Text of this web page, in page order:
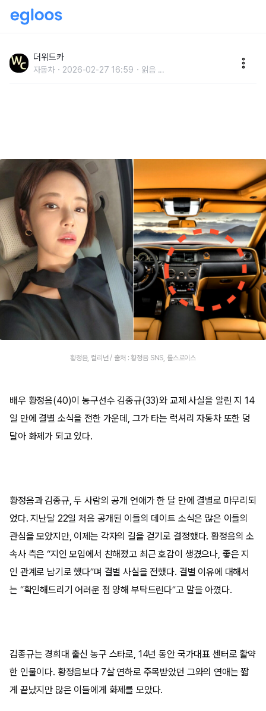
탈까..?더위드카
자동차 2026-02-27 16:59 읽음 ...
황정음, 컬리넌 / 출처 : 황정음 SNS, 롤스로이스
배우 황정음(40)이 농구선수 김종규(33)와 교제 사실을 알린 지 14
일 만에 결별 소식을 전한 가운데, 그가 타는 럭셔리 자동차 또한 덩
달아 화제가 되고 있다.
황정음과 김종규, 두 사람의 공개 연애가 한 달 만에 결별로 마무리되
었다. 지난달 22일 처음 공개된 이들의 데이트 소식은 많은 이들의
관심을 모았지만, 이제는 각자의 길을 걷기로 결정했다. 황정음의 소
속사 측은 “지인 모임에서 친해졌고 최근 호감이 생겼으나, 좋은 지
인 관계로 남기로 했다”며 결별 사실을 전했다. 결별 이유에 대해서
는 “확인해드리기 어려운 점 양해 부탁드린다”고 말을 아꼈다.
김종규는 경희대 출신 농구 스타로, 14년 동안 국가대표 센터로 활약
한 인물이다. 황정음보다 7살 연하로 주목받았던 그와의 연애는 짧
게 끝났지만 많은 이들에게 화제를 모았다.